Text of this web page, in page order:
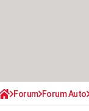
Forum Forum Auto